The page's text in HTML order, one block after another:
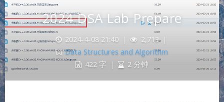
2024 DSA Lab Prepare
2024-4-08 21:40 2,713
Data Structures and Algorithm
422 字
| 2 分钟